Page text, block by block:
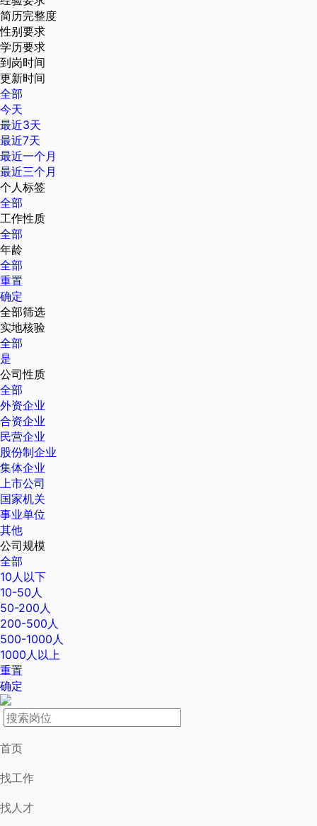
简历完整度
性别要求
学历要求
到岗时间
更新时间
全部
今天
最近3天
最近7天
最近一个月
最近三个月
个人标签
全部
工作性质
全部
年龄
全部
重置
确定
全部筛选
实地核验
全部
是
公司性质
全部
外资企业
合资企业
民营企业
股份制企业
集体企业
上市公司
国家机关
事业单位
其他
公司规模
全部
10人以下
10-50人
50-200人
200-500人
500-1000人
1000人以上
重置
确定
首页
找工作
找人才